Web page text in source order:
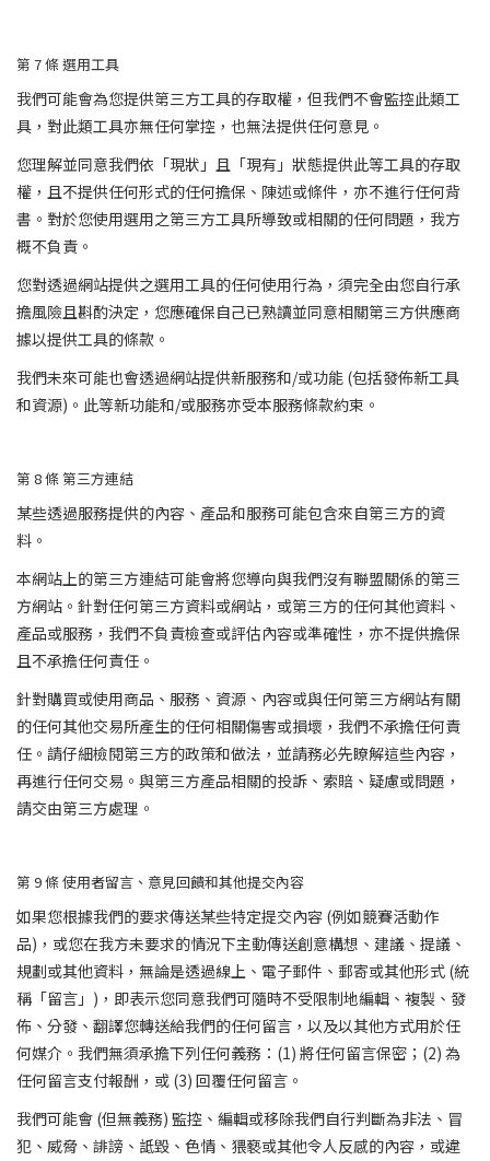
第 7條選用工具
我們可能會為您提供第三方工具的存取權，但我們不會監控此類工
具，對此類工具亦無任何掌控，也無法提供任何意見。
您理解並同意我們依「現狀」且「現有」狀態提供此等工具的存取
權，且不提供任何形式的任何擔保、陳述或條件，亦不進行任何背
書。對於您使用選用之第三方工具所導致或相關的任何問題，我方
概不負責。
您對透過網站提供之選用工具的任何使用行為，須完全由您自行承
擔風險且斟酌決定，您應確保自己已熟讀並同意相關第三方供應商
據以提供工具的條款。
我們未來可能也會透過網站提供新服務和/或功能 (包括發佈新工具
和資源)。此等新功能和/或服務亦受本服務條款約束。
第 8條第三方連結
某些透過服務提供的內容、產品和服務可能包含來自第三方的資
料。
本網站上的第三方連結可能會將您導向與我們沒有聯盟關係的第三
方網站。針對任何第三方資料或網站，或第三方的任何其他資料、
產品或服務，我們不負責檢查或評估內容或準確性，亦不提供擔保
且不承擔任何責任。
針對購買或使用商品、服務、資源、內容或與任何第三方網站有關
的任何其他交易所產生的任何相關傷害或損壞，我們不承擔任何責
任。請仔細檢閱第三方的政策和做法，並請務必先瞭解這些內容，
再進行任何交易。與第三方產品相關的投訴、索賠、疑慮或問題，
請交由第三方處理。
第 9條使用者留言、意見回饋和其他提交內容
如果您根據我們的要求傳送某些特定提交內容 (例如競賽活動作
品)，或您在我方未要求的情況下主動傳送創意構想、建議、提議、
規劃或其他資料，無論是透過線上、電子郵件、郵寄或其他形式 (統
稱「留言」)，即表示您同意我們可隨時不受限制地編輯、複製、發
佈、分發、翻譯您轉送給我們的任何留言，以及以其他方式用於任
何媒介。我們無須承擔下列任何義務：(1) 將任何留言保密；(2) 為
任何留言支付報酬，或 (3) 回覆任何留言。
我們可能會 (但無義務) 監控、編輯或移除我們自行判斷為非法、冒
犯、威脅、誹謗、詆毀、色情、猥褻或其他令人反感的內容，或違